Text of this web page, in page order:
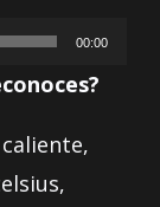
00:00